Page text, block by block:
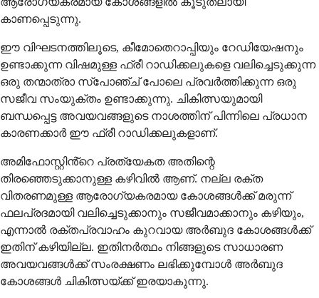
കാണപ്പെടുന്നു.
ഈ വിഘടനത്തിലൂടെ, കീമോതെറാപ്പിയും റേഡിയേഷനും
ഉണ്ടാക്കുന്ന വിഷമുള്ള ഫ്രീ റാഡിക്കലുകളെ വലിച്ചെടുക്കുന്ന
ഒരു തന്മാത്രാ സ്പോഞ്ച് പോലെ പ്രവർത്തിക്കുന്ന ഒരു
സജീവ സംയുക്തം ഉണ്ടാക്കുന്നു. ചികിത്സയുമായി
ബന്ധപ്പെട്ട അവയവങ്ങളുടെ നാശത്തിന് പിന്നിലെ പ്രധാന
കാരണക്കാർ ഈ ഫ്രീ റാഡിക്കലുകളാണ്.
അമിഫോസ്റ്റിൻ്റെ പ്രത്യേകത അതിന്റെ
തിരഞ്ഞെടുക്കാനുള്ള കഴിവിൽ ആണ്. നല്ല രക്ത
വിതരണമുള്ള ആരോഗ്യകരമായ കോശങ്ങൾക്ക് മരുന്ന്
ഫലപ്രദമായി വലിച്ചെടുക്കാനും സജീവമാക്കാനും കഴിയും,
എന്നാൽ രക്തപ്രവാഹം കുറവായ അർബുദ കോശങ്ങൾക്ക്
ഇതിന് കഴിയില്ല. ഇതിനർത്ഥം നിങ്ങളുടെ സാധാരണ
അവയവങ്ങൾക്ക് സംരക്ഷണം ലഭിക്കുമ്പോൾ അർബുദ
കോശങ്ങൾ ചികിത്സയ്ക്ക് ഇരയാകുന്നു.